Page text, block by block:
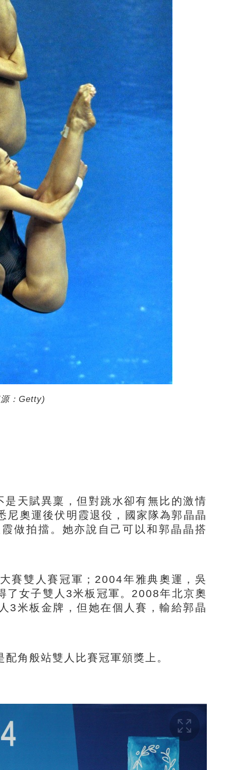
：Getty)
是天賦異稟，但對跳水卻有無比的激情
尼奧運後伏明霞退役，國家隊為郭晶晶
做拍擋。她亦說自己可以和郭晶晶搭
雙人賽冠軍； 2004年雅典奧運，吳
了女子雙人 3米板冠軍。 2008年北京奧
3米板金牌，但她在個人賽，輸給郭晶
角般站雙人比賽冠軍頒獎上 。